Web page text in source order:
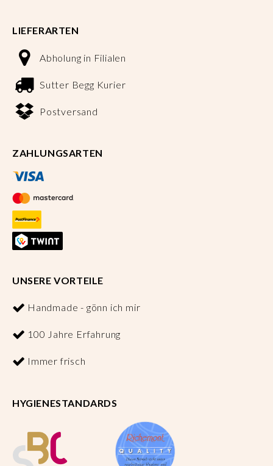
LIEFERARTEN
Abholung in Filialen
Sutter Begg Kurier
Postversand
ZAHLUNGSARTEN
UNSERE VORTEILE
Handmade - gönn ich mir
100 Jahre Erfahrung
Immer frisch
HYGIENESTANDARDS